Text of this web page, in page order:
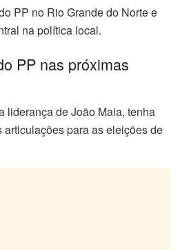
PP no Rio Grande do Norte e
na política local.
PP nas próximas
liderança de João Maia, tenha
articulações para as eleições de